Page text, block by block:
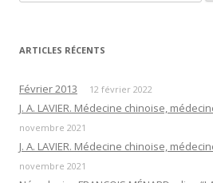
ARTICLES RÉCENTS
Février 2013 12 février 2022
J. A. LAVIER. Médecine chinoise,
novembre 2021
J. A. LAVIER. Médecine chinoise,
novembre 2021